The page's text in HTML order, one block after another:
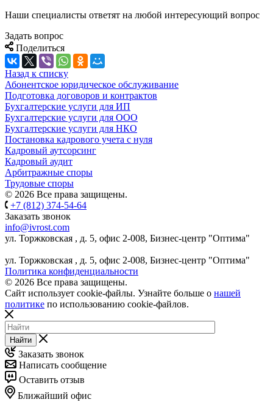
Наши специалисты ответят на любой интересующий вопрос
Задать вопрос
Поделиться
Назад к списку
Абонентское юридическое обслуживание
Подготовка договоров и контрактов
Бухгалтерские услуги для ИП
Бухгалтерские услуги для ООО
Бухгалтерские услуги для НКО
Постановка кадрового учета с нуля
Кадровый аутсорсинг
Кадровый аудит
Арбитражные споры
Трудовые споры
© 2026 Все права защищены.
+7 (812) 374-54-64
Заказать звонок
info@ivrost.com
ул. Торжковская , д. 5, офис 2-008, Бизнес-центр "Оптима"
ул. Торжковская , д. 5, офис 2-008, Бизнес-центр "Оптима"
Политика конфиденциальности
© 2026 Все права защищены.
Сайт использует cookie-файлы. Узнайте больше о нашей
политике по использованию cookie-файлов.
Найти
Заказать звонок
Написать сообщение
Оставить отзыв
Ближайший офис